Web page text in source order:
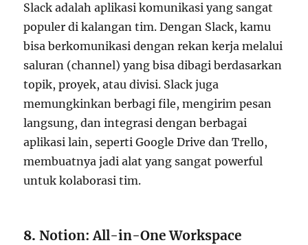
Slack adalah aplikasi komunikasi yang sangat
populer di kalangan tim. Dengan Slack, kamu
bisa berkomunikasi dengan rekan kerja melalui
saluran (channel) yang bisa dibagi berdasarkan
topik, proyek, atau divisi. Slack juga
memungkinkan berbagi file, mengirim pesan
langsung, dan integrasi dengan berbagai
aplikasi lain, seperti Google Drive dan Trello,
membuatnya jadi alat yang sangat powerful
untuk kolaborasi tim.
8.Notion: All-in-One Workspace